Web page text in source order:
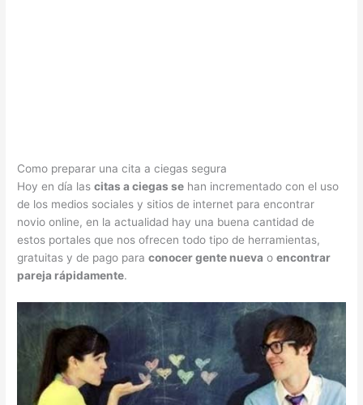
Como preparar una cita a ciegas segura
Hoy en día lascitas a ciegas se han incrementado con el uso
de los medios sociales y sitios de internet para encontrar
novio online, en la actualidad hay una buena cantidad de
estos portales que nos ofrecen todo tipo de herramientas,
gratuitas y de pago paraconocer gente nueva oencontrar
pareja rápidamente.